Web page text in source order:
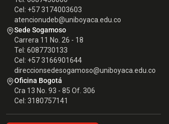
Cel: +57 3174003603
atencionudeb@uniboyaca.edu.co
Sede Sogamoso
Carrera 11 No. 26 - 18
Tel: 6087730133
Cel: +57 3166901644
direccionsedesogamoso@uniboyaca.edu.co
Oficina Bogotá
Cra 13 No. 93 - 85 Of. 306
Cel: 3180757141